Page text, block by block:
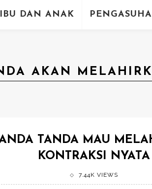
IBU DAN ANAK
AKAN
TANDA MAU
KONTRAKSI NYATA
7.44K VIEWS